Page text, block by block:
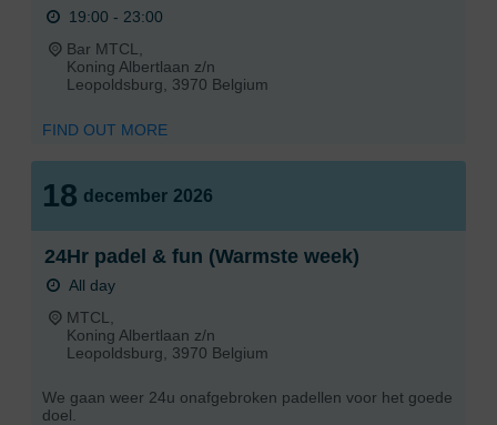
19:00 - 23:00
Bar MTCL,
Koning Albertlaan z/n
Leopoldsburg
3970 Belgium
FIND OUT MORE
18 december 2026
24Hr padel & fun (Warmste week)
All day
MTCL,
Koning Albertlaan z/n
Leopoldsburg
3970 Belgium
We gaan weer 24u onafgebroken padellen voor het goede
doel.